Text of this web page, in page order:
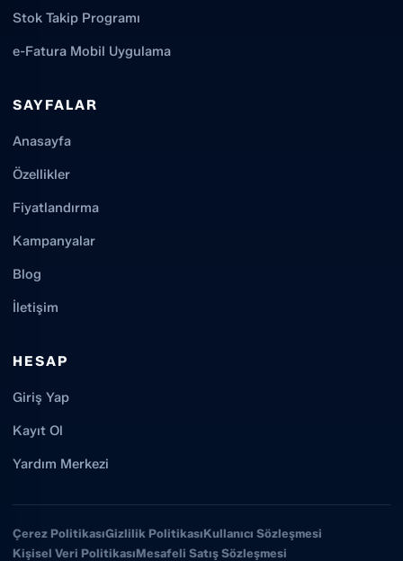
Stok Takip Programı
e-Fatura Mobil Uygulama
SAYFALAR
Anasayfa
Özellikler
Fiyatlandırma
Kampanyalar
Blog
İletişim
HESAP
Giriş Yap
Kayıt Ol
Yardım Merkezi
Çerez PolitikasıGizlilik PolitikasıKullanıcı Sözleşmesi
Kişisel Veri PolitikasıMesafeli Satış Sözleşmesi